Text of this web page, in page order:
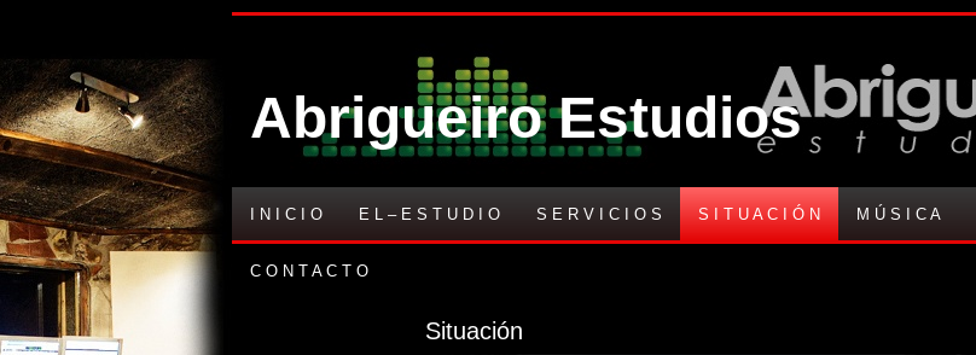
Abrigueiro Estudios
I N I C I O E L – E S T U D I O S E R V I C I O S S I T U A C I Ó N M Ú S I C A
C O N T A C T O
Situación